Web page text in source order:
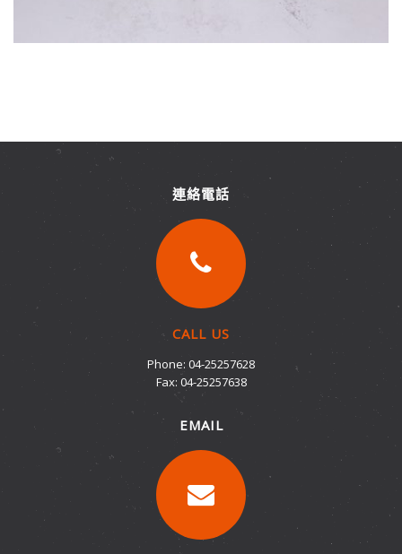
連絡電話
CALL US
Phone: 04-25257628
Fax: 04-25257638
EMAIL